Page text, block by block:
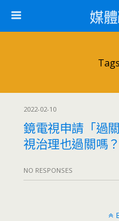
媒
2022-02-10
鏡電視申請「過
視治理也過關嗎
NO RESPONSES